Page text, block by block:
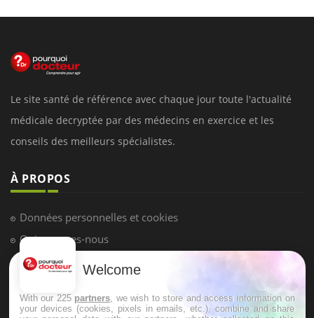
Le site santé de référence avec chaque jour toute l'actualité
médicale decryptée par des médecins en exercice et les
conseils des meilleurs spécialistes.
À PROPOS
Données personnelles et cookies
Qui sommes-nous
Conditions d'utilisation
Mentions Légales
Welcome
With our 225 partners , we wish to store and access information on
your devices (cookies, pixels in emails, etc.), combine and share